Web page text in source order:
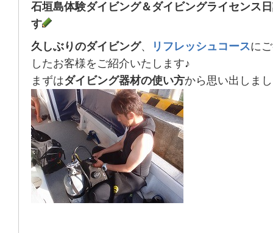
石垣島体験ダイビング＆ダイビングライセンス
す
久しぶりのダイビング、 リフレッシュコースに
したお客様をご紹介いたします♪
まずはダイビング器材の使い方から思い出しま